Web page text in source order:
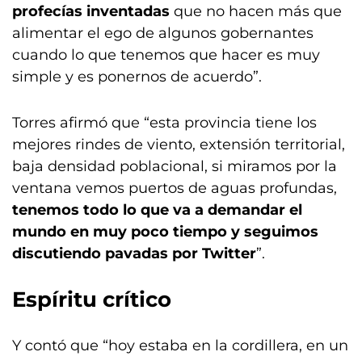
profecías inventadas que no hacen más que
alimentar el ego de algunos gobernantes
cuando lo que tenemos que hacer es muy
simple y es ponernos de acuerdo”.
Torres afirmó que “esta provincia tiene los
mejores rindes de viento, extensión territorial,
baja densidad poblacional, si miramos por la
ventana vemos puertos de aguas profundas,
tenemos todo lo que va a demandar el
mundo en muy poco tiempo y seguimos
discutiendo pavadas por Twitter”.
Espíritu crítico
Y contó que “hoy estaba en la cordillera, en un